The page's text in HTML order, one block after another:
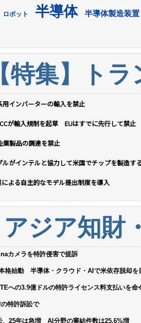
ロボット 半導体 半導体製造装置
【特集】ト
インバーターの輸入を禁止
が輸入規制を起草 EUはすでに先行して禁止
業製品の調達を禁止
ルがインテルと協力して米国でチップを製造す
よる自主的なモデル提出制度を導入
アジア知財
カメラを特許侵害で提訴
格始動 半導体・クラウド・AIで米依存脱却を
への3.9億ドルの特許ライセンス料支払いを命
特許訴訟で
、25年は急増 AI分野の審結件数は25.6%増